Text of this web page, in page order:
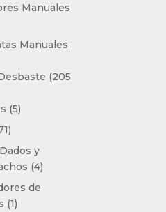
productos
Manuales
Manuales
205
55
71
productos
y
44
de
11